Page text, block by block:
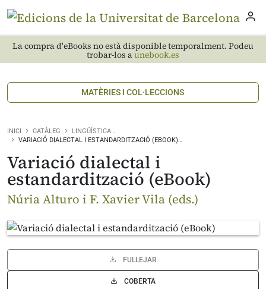
La compra d'eBooks no està disponible temporalment. Podeu
trobar-los aunebook.es
MATÈRIES I COL·LECCIONS
INICI CATÀLEG
LINGÜÍSTICA…
VARIACIÓ DIALECTAL I ESTANDARDITZACIÓ (EBOOK)…
Variació dialectal i
estandardització (eBook)
Núria Alturo i F. Xavier Vila (eds.)
FULLEJAR
COBERTA